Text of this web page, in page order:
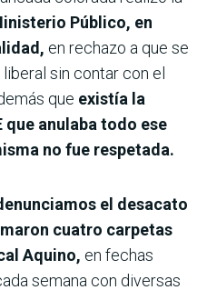
Público, en
en rechazo a que se
sin contar con el
que existía la
anulaba todo ese
no fue respetada.
el desacato
cuatro carpetas
Aquino, en fechas
semana con diversas